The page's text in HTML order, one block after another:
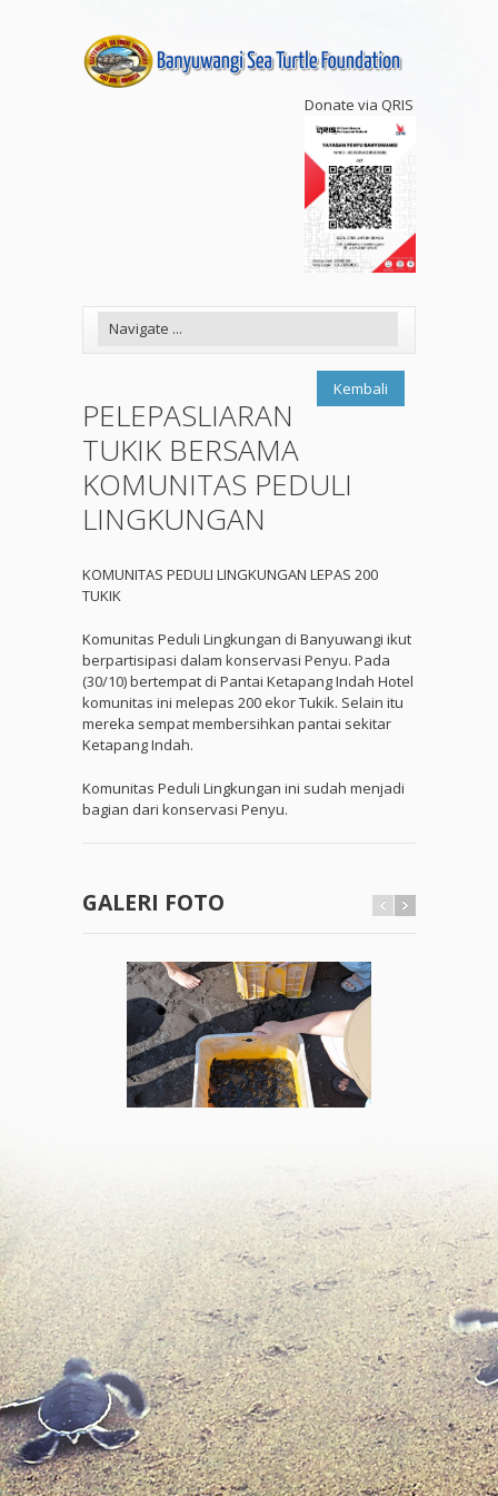
Donate via QRIS
Kembali
PELEPASLIARAN
TUKIK BERSAMA
KOMUNITAS PEDULI
LINGKUNGAN
KOMUNITAS PEDULI LINGKUNGAN LEPAS 200
TUKIK
Komunitas Peduli Lingkungan di Banyuwangi ikut
berpartisipasi dalam konservasi Penyu. Pada
(30/10) bertempat di Pantai Ketapang Indah Hotel
komunitas ini melepas 200 ekor Tukik. Selain itu
mereka sempat membersihkan pantai sekitar
Ketapang Indah.
Komunitas Peduli Lingkungan ini sudah menjadi
bagian dari konservasi Penyu.
GALERI FOTO